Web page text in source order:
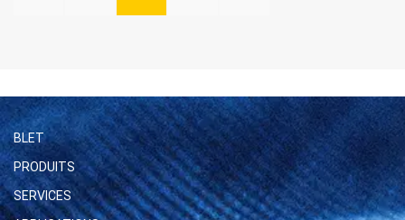
BLET
PRODUITS
SERVICES